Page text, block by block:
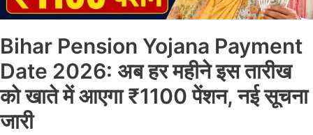
Bihar Pension Yojana Payment
Date 2026: अब हर महीने इस तारीख
को खाते में आएगा ₹1100 पेंशन, नई सूचना
जारी